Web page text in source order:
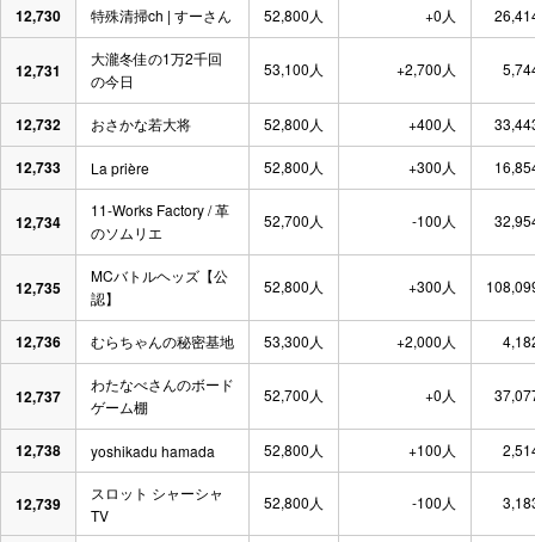
12,730 特殊清掃ch | すーさん 52,800人 +0人
12,731
大瀧冬佳の1万2千回
の今日
53,100人 +2,700人
12,732 おさかな若大将 52,800人 +400人
12,733 La prière 52,800人 +300人
12,734
11-Works Factory / 革
のソムリエ
52,700人 -100人
12,735
MCバトルヘッズ【公
認】
52,800人 +300人
12,736 むらちゃんの秘密基地 53,300人 +2,000人
12,737
わたなべさんのボード
ゲーム棚
52,700人 +0人
12,738 yoshikadu hamada 52,800人 +100人
12,739
スロット シャーシャ
TV
52,800人 -100人